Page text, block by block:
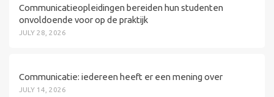
Communicatieopleidingen bereiden hun studenten
onvoldoende voor op de praktijk
JULY 28, 2026
Communicatie: iedereen heeft er een mening over
JULY 14, 2026